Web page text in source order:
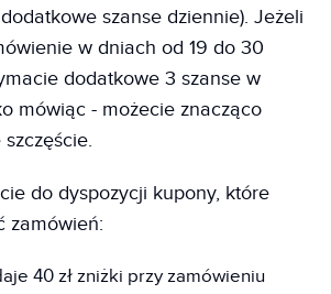
szanse dziennie). Jeżeli
w dniach od 19 do 30
dodatkowe 3 szanse w
mówiąc - możecie znacząco
do dyspozycji kupony, które
zamówień:
40 zł zniżki przy zamówieniu